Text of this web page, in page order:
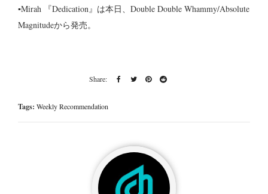
▪Mirah 『Dedication』は本日、Double Double Whammy/Absolute
Magnitudeから発売。
Tags: Weekly Recommendation